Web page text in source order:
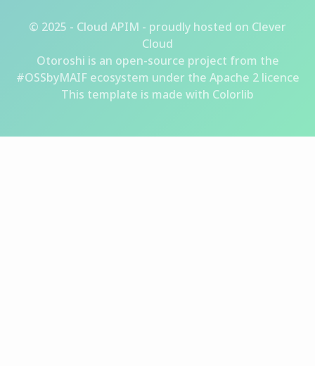
© 2025 - Cloud APIM - proudly hosted on Clever
Cloud
Otoroshi is an open-source project from the
#OSSbyMAIF ecosystem under the Apache 2 licence
This template is made with Colorlib